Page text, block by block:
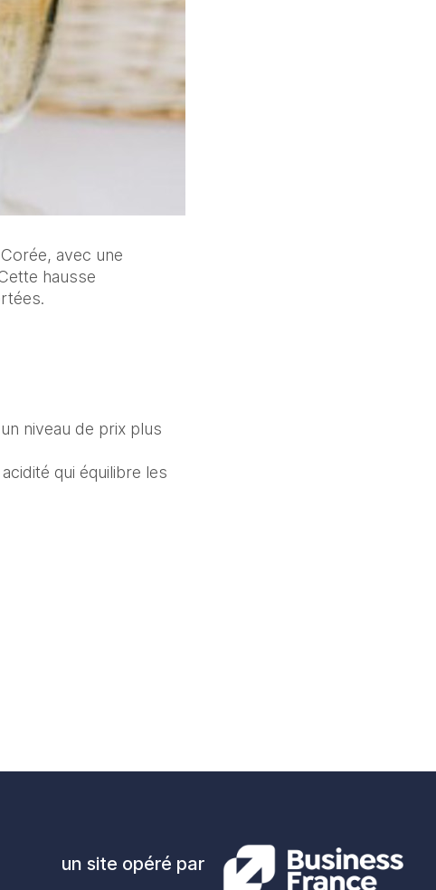
avec une
hausse
niveau de prix plus
qui équilibre les
un site opéré par